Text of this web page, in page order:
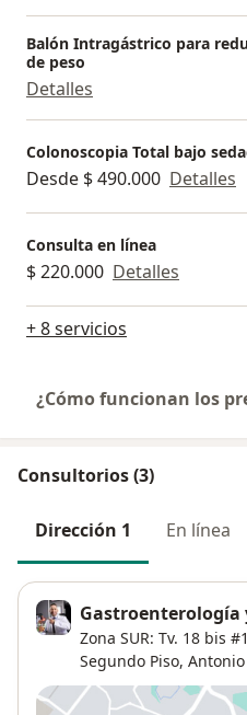
Balón Intragástrico para
de peso
Detalles
Colonoscopia Total bajo
Desde $ 490.000 Detalles
Consulta en línea
$ 220.000 Detalles
+ 8 servicios
¿Cómo funcionan los
Consultorios (3)
Dirección 1 En línea
Gastroenterología
Zona SUR: Tv. 18 bis
Segundo Piso,